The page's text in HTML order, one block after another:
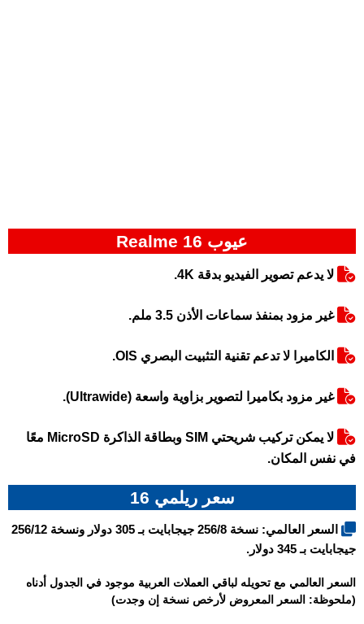
عيوب Realme 16
لا يدعم تصوير الفيديو بدقة 4K.
غير مزود بمنفذ سماعات الأذن 3.5 ملم.
الكاميرا لا تدعم تقنية التثبيت البصري OIS.
غير مزود بكاميرا لتصوير بزاوية واسعة (Ultrawide).
لا يمكن تركيب شريحتي SIM وبطاقة الذاكرة MicroSD معًا
في نفس المكان.
سعر ريلمي 16
السعر العالمي: نسخة 256/8 جيجابايت بـ 305 دولار ونسخة 256/12
جيجابايت بـ 345 دولار.
السعر العالمي مع تحويله لباقي العملات العربية موجود في الجدول أدناه
(ملحوظة: السعر المعروض لأرخص نسخة إن وجدت)